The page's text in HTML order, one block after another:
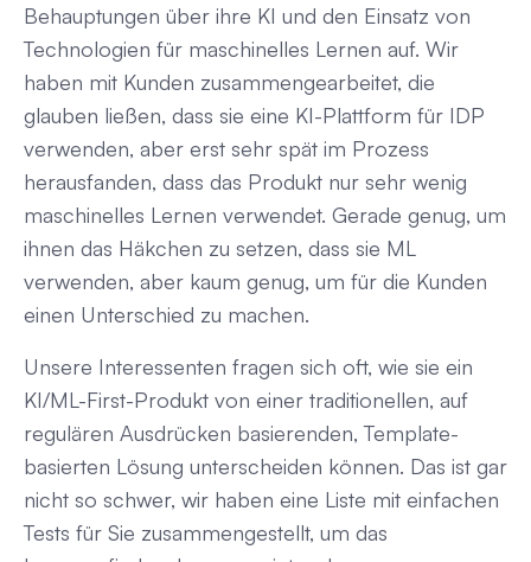
Behauptungen über ihre KI und den Einsatz von
Technologien für maschinelles Lernen auf. Wir
haben mit Kunden zusammengearbeitet, die
glauben ließen, dass sie eine KI-Plattform für IDP
verwenden, aber erst sehr spät im Prozess
herausfanden, dass das Produkt nur sehr wenig
maschinelles Lernen verwendet. Gerade genug, um
ihnen das Häkchen zu setzen, dass sie ML
verwenden, aber kaum genug, um für die Kunden
einen Unterschied zu machen.
Unsere Interessenten fragen sich oft, wie sie ein
KI/ML-First-Produkt von einer traditionellen, auf
regulären Ausdrücken basierenden, Template-
basierten Lösung unterscheiden können. Das ist gar
nicht so schwer, wir haben eine Liste mit einfachen
Tests für Sie zusammengestellt, um das